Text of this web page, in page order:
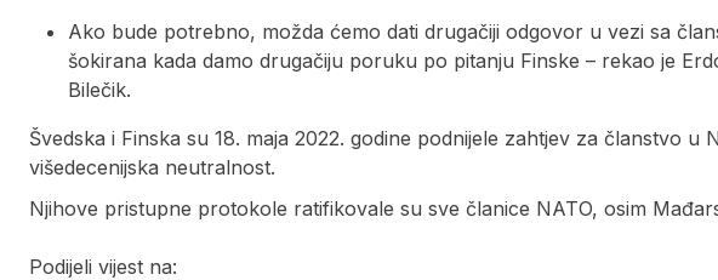
Ako bude potrebno, možda ćemo dati drugačiji odgovor u vezi sa
šokirana kada damo drugačiju poruku po pitanju Finske – rekao je
Bilečik.
Švedska i Finska su 18. maja 2022. godine podnijele zahtjev za članstvo u
višedecenijska neutralnost.
Njihove pristupne protokole ratifikovale su sve članice NATO, osim
Podijeli vijest na: